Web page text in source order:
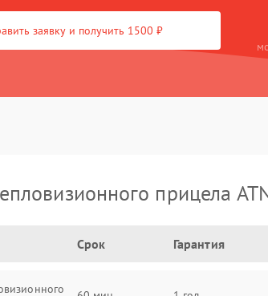
заявку и получить 1500 ₽
прицела
Срок Гарантия